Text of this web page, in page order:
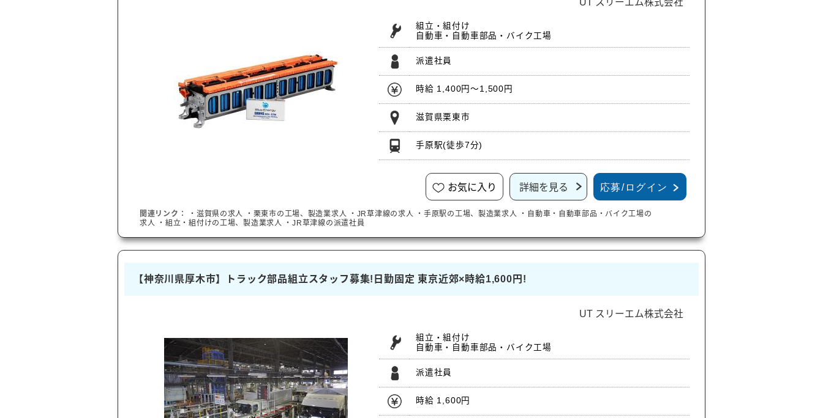
組立・組付け
自動車・自動車部品・バイク工場
派遣社員
時給 1,400円～1,500円
滋賀県栗東市
手原駅(徒歩7分)
お気に入り 詳細を見る 応募/ログイン
関連リンク： ・ 滋賀県の求人 ・ 栗東市の工場、製造業求人 ・ JR草津線の求人 ・ 手原駅 の工場、製造業求人
・自動車・自動車部品・バイク工場の
求人
・組立・組付けの工場、製造業求人 ・JR草津線 の派遣社員
【神奈川県厚木市】トラック部品組立スタッフ募集!日勤固定 東京近郊×時給1,600円!
UT スリーエム株式会社
組立・組付け
自動車・自動車部品・バイク工場
派遣社員
時給 1,600円